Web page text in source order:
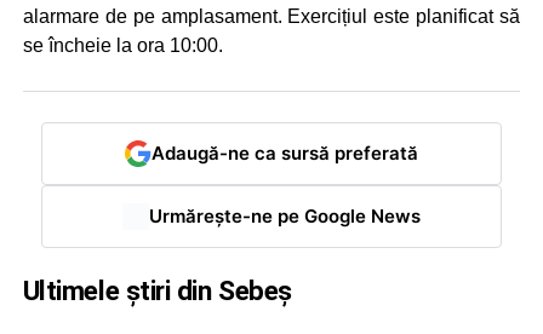
alarmare de pe amplasament. Exercițiul este planificat să
se încheie la ora 10:00.
Adaugă-ne ca sursă preferată
Urmărește-ne pe Google News
Ultimele știri din Sebeș